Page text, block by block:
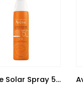
Avène Solar Spray 50+ 200 ml